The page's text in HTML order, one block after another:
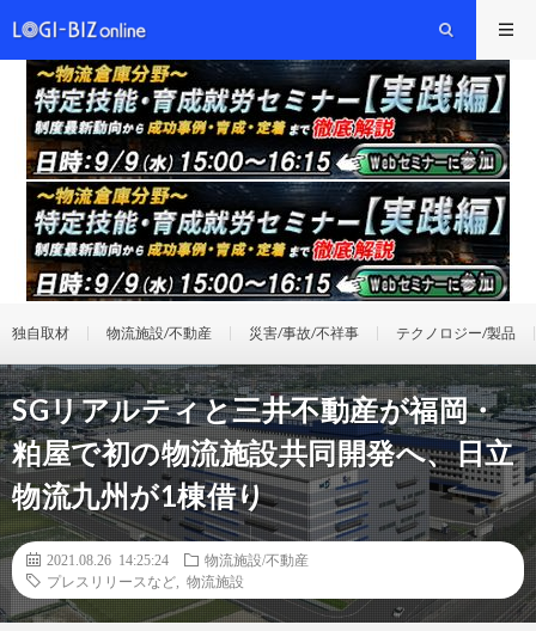
独自取材 物流施設/不動産 災害/事故/不祥事 テクノロジー/製品
SGリアルティと三井不動産が福岡・
粕屋で初の物流施設共同開発へ、日立
物流九州が1棟借り
2021.08.26 14:25:24
物流施設/不動産
プレスリリースなど
物流施設